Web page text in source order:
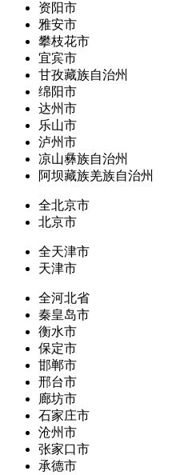
资阳市
雅安市
攀枝花市
宜宾市
甘孜藏族自治州
绵阳市
达州市
乐山市
泸州市
凉山彝族自治州
阿坝藏族羌族自治州
全北京市
北京市
全天津市
天津市
全河北省
秦皇岛市
衡水市
保定市
邯郸市
邢台市
廊坊市
石家庄市
沧州市
张家口市
承德市